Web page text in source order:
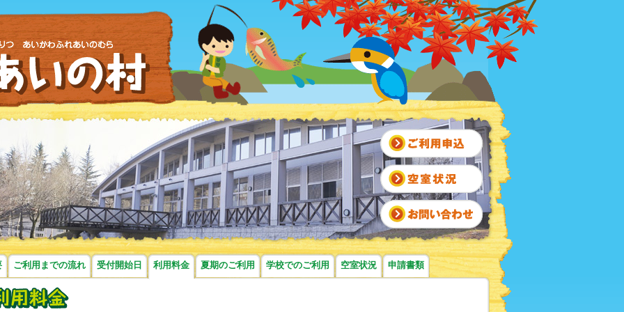
ご利用までの流れ 受付開始日 利用料金 夏期のご利用 学校でのご利用 空室状況 申請書類